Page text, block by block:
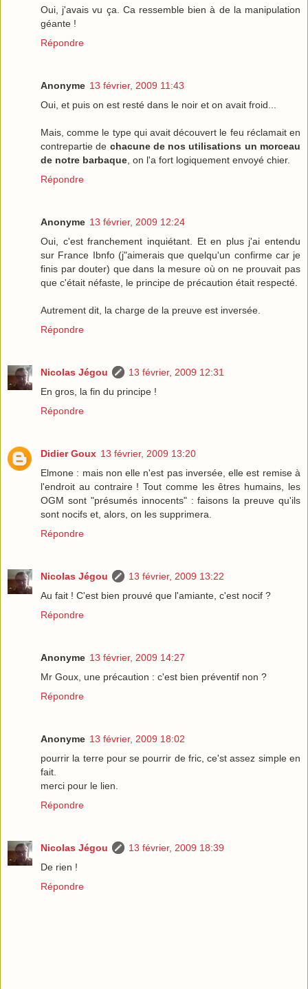
Oui, j'avais vu ça. Ca ressemble bien à de la manipulation
géante !
Répondre
Anonyme 13 février, 2009 11:43
Oui, et puis on est resté dans le noir et on avait froid...
Mais, comme le type qui avait découvert le feu réclamait en
contrepartie de chacune de nos utilisations un morceau
de notre barbaque, on l'a fort logiquement envoyé chier.
Répondre
Anonyme 13 février, 2009 12:24
Oui, c'est franchement inquiétant. Et en plus j'ai entendu
sur France Ibnfo (j"aimerais que quelqu'un confirme car je
finis par douter) que dans la mesure où on ne prouvait pas
que c'était néfaste, le principe de précaution était respecté.
Autrement dit, la charge de la preuve est inversée.
Répondre
Nicolas Jégou
13 février, 2009 12:31
En gros, la fin du principe !
Répondre
Didier Goux 13 février, 2009 13:20
Elmone : mais non elle n'est pas inversée, elle est remise à
l'endroit au contraire ! Tout comme les êtres humains, les
OGM sont "présumés innocents" : faisons la preuve qu'ils
sont nocifs et, alors, on les supprimera.
Répondre
Nicolas Jégou
13 février, 2009 13:22
Au fait ! C'est bien prouvé que l'amiante, c'est nocif ?
Répondre
Anonyme 13 février, 2009 14:27
Mr Goux, une précaution : c'est bien préventif non ?
Répondre
Anonyme 13 février, 2009 18:02
pourrir la terre pour se pourrir de fric, ce'st assez simple en
fait.
merci pour le lien.
Répondre
Nicolas Jégou
13 février, 2009 18:39
De rien !
Répondre